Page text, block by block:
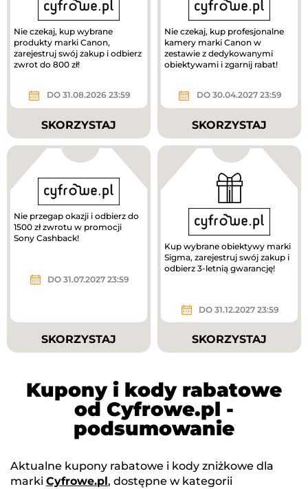
Nie czekaj, kup wybrane
produkty marki Canon,
zarejestruj swój zakup i odbierz
zwrot do 800 zł!
DO 31.08.2026 23:59
SKORZYSTAJ
Nie czekaj, kup profesjonalne
kamery marki Canon w
zestawie z dedykowanymi
obiektywami i zgarnij rabat!
DO 30.04.2027 23:59
SKORZYSTAJ
Nie przegap okazji i odbierz do
1500 zł zwrotu w promocji
Sony Cashback!
DO 31.07.2027 23:59
SKORZYSTAJ
Kup wybrane obiektywy marki
Sigma, zarejestruj swój zakup i
odbierz 3-letnią gwarancję!
DO 31.12.2027 23:59
SKORZYSTAJ
Kupony i kody rabatowe
od Cyfrowe.pl -
podsumowanie
Aktualne kupony rabatowe i kody zniżkowe dla
marki Cyfrowe.pl, dostępne w kategorii